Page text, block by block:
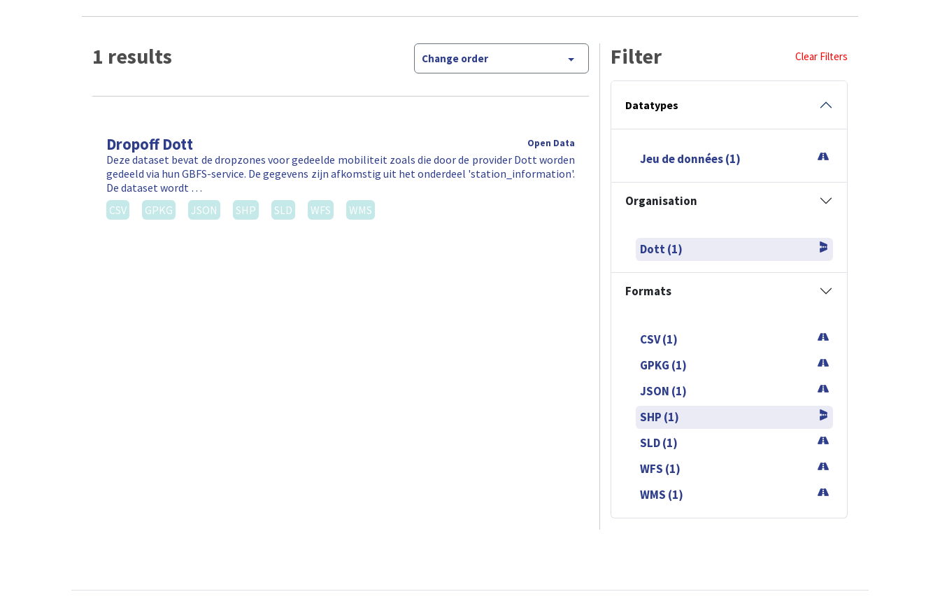
1 results Change order
Dropoff Dott Open Data
Deze dataset bevat de dropzones voor gedeelde mobiliteit zoals die door de provider Dott worden
gedeeld via hun GBFS-service. De gegevens zijn afkomstig uit het onderdeel 'station_information'.
De dataset wordt …
CSV
GPKG JSON SHP SLD WFS WMS
Filter Clear Filters
Datatypes
Jeu de données (1)
Organisation
Dott (1)
Formats
CSV (1)
GPKG (1)
JSON (1)
SHP (1)
SLD (1)
WFS (1)
WMS (1)